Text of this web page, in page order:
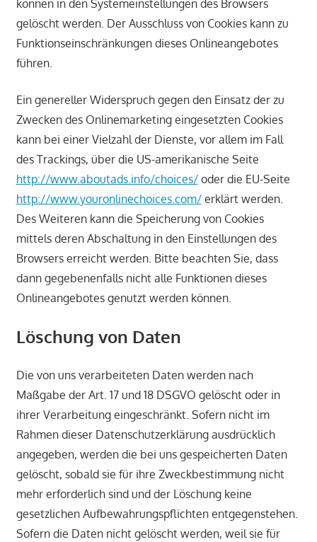
können in den Systemeinstellungen des Browsers
gelöscht werden. Der Ausschluss von Cookies kann zu
Funktionseinschränkungen dieses Onlineangebotes
führen.
Ein genereller Widerspruch gegen den Einsatz der zu
Zwecken des Onlinemarketing eingesetzten Cookies
kann bei einer Vielzahl der Dienste, vor allem im Fall
des Trackings, über die US-amerikanische Seite
http://www.aboutads.info/choices/oder die EU-Seite
http://www.youronlinechoices.com/erklärt werden.
Des Weiteren kann die Speicherung von Cookies
mittels deren Abschaltung in den Einstellungen des
Browsers erreicht werden. Bitte beachten Sie, dass
dann gegebenenfalls nicht alle Funktionen dieses
Onlineangebotes genutzt werden können.
Löschung von Daten
Die von uns verarbeiteten Daten werden nach
Maßgabe der Art. 17 und 18 DSGVO gelöscht oder in
ihrer Verarbeitung eingeschränkt. Sofern nicht im
Rahmen dieser Datenschutzerklärung ausdrücklich
angegeben, werden die bei uns gespeicherten Daten
gelöscht, sobald sie für ihre Zweckbestimmung nicht
mehr erforderlich sind und der Löschung keine
gesetzlichen Aufbewahrungspflichten entgegenstehen.
Sofern die Daten nicht gelöscht werden, weil sie für